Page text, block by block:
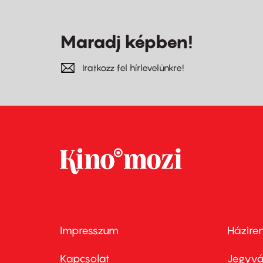
Maradj képben!
Iratkozz fel hírlevelünkre!
Footer
Impresszum
Kapcsolat